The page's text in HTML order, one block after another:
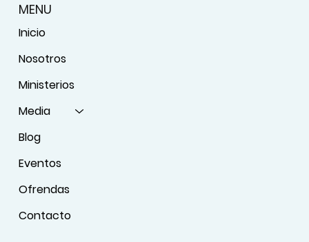
MENU
Inicio
Nosotros
Ministerios
Media
Blog
Eventos
Ofrendas
Contacto